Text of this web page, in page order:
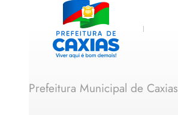
Prefeitura Municipal de Caxias